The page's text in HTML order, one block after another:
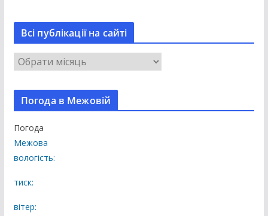
Всі публікації на сайті
В
і
б
л
і
к
ц
Погода в Межовій
Погода
Межова
вологість:
тиск:
вітер: